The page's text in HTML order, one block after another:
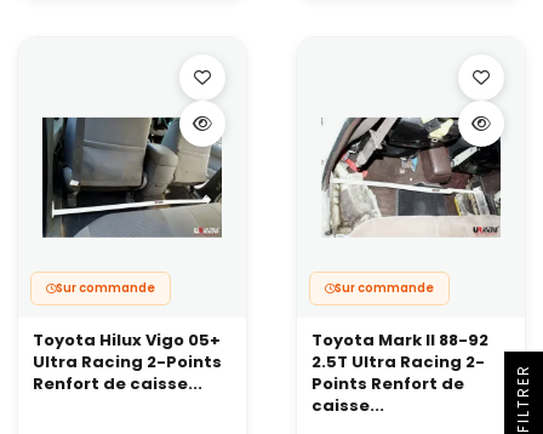
Sur commande
Toyota Hilux Vigo 05+
Ultra Racing 2-Points
Renfort de caisse...
Sur commande
Toyota Mark II 88-92
2.5T Ultra Racing 2-
Points Renfort de
caisse...
R